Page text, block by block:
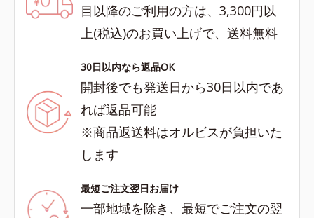
目以降のご利用の方は、3,300円以
上(税込)のお買い上げで、送料無料
30日以内なら返品OK
開封後でも発送日から30日以内であ
れば返品可能
※商品返送料はオルビスが負担いた
します
最短ご注文翌日お届け
一部地域を除き、最短でご注文の翌